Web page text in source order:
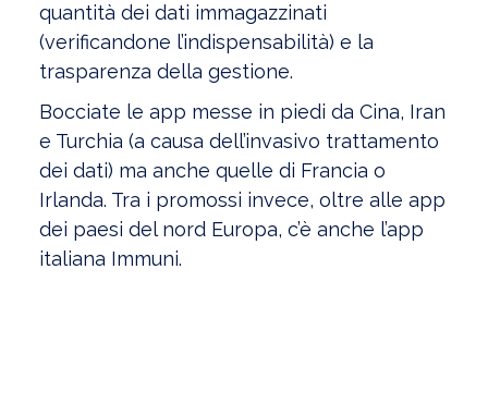
quantità dei dati immagazzinati
(verificandone l’indispensabilità) e la
trasparenza della gestione.
Bocciate le app messe in piedi da Cina, Iran
e Turchia (a causa dell’invasivo trattamento
dei dati) ma anche quelle di Francia o
Irlanda. Tra i promossi invece, oltre alle app
dei paesi del nord Europa, c’è anche l’app
italiana Immuni.